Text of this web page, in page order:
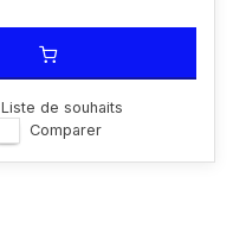
Liste de souhaits
Comparer